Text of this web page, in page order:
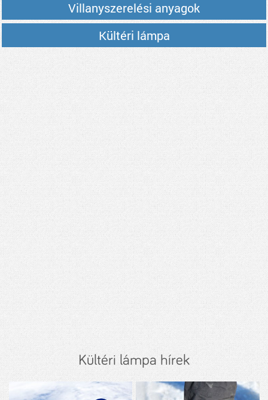
Villanyszerelési anyagok
Kültéri lámpa
Kültéri lámpa hírek